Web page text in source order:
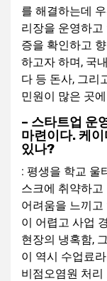
를 해결하는데
리장을 운영하
증을 확인하고
하고자 하며, 국
다 등 돈사, 그리
민원이 많은 곳
– 스타트업 운
마련이다. 케
있나?
: 평생을 학교 울
스크에 취약하
어려움을 느끼
이 어렵고 사업
현장의 냉혹함,
이 역시 수업료
비점오염원 처